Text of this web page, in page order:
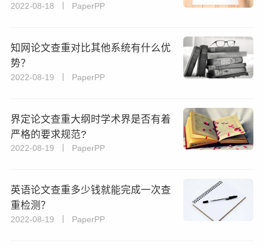
2022-08-18 丨 PaperPP
知网论文查重对比其他系统有什么优
势？
2022-08-19 丨 PaperPP
界定论文查重大纲时学术界是否有着
严格的要求规范?
2022-08-19 丨 PaperPP
英语论文查重多少钱就能完成一次查
重检测？
2022-08-19 丨 PaperPP